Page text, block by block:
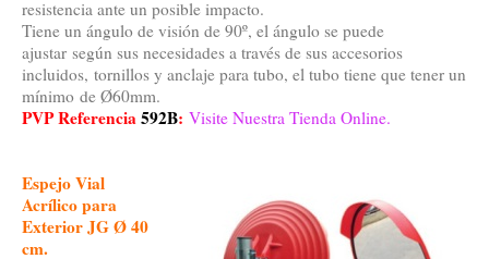
resistencia ante un posible impacto.
Tiene un ángulo de visión de 90º, el ángulo se puede
ajustar según sus necesidades a través de sus accesorios
incluidos, tornillos y anclaje para tubo, el tubo tiene que tener un
mínimo de Ø60mm.
PVP Referencia592B: Visite Nuestra Tienda Online.
Espejo Vial
Acrílico para
Exterior JG Ø 40
cm.